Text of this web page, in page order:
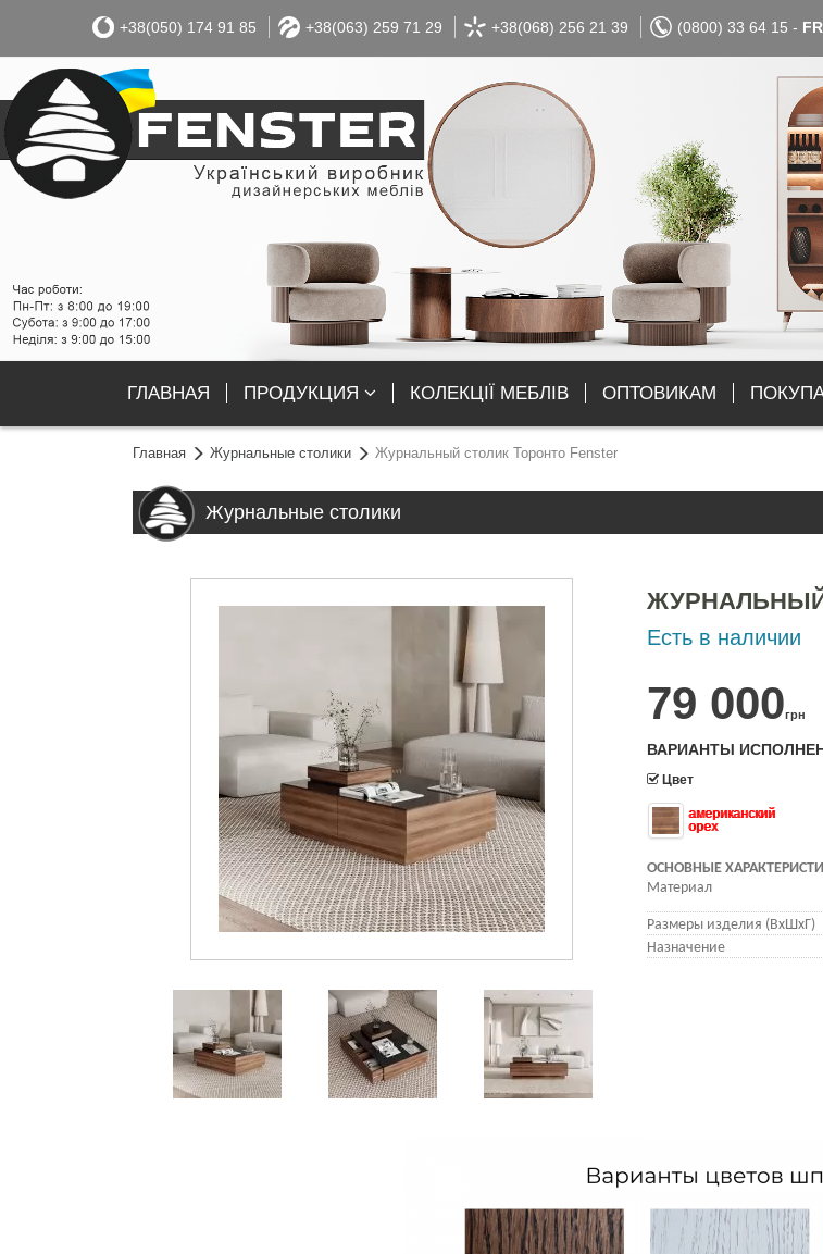
+38(050) 174 91 85 +38(063) 259 71 29 +38(068) 256 21 39 (0800) 33 64 15 -
ГЛАВНАЯ ПРОДУКЦИЯ КОЛЕКЦІЇ МЕБЛІВ ОПТОВИКАМ
Главная Журнальные столики Журнальный столик Торонто Fenster
Журнальные столики
ЖУРНАЛЬНЫЙ
Есть в наличии
79 000грн
ВАРИАНТЫ
Цвет
американский
орех
ОСНОВНЫЕ
Материал
Размеры изделия (ВхШхГ)
Назначение